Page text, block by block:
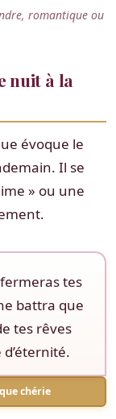
romantique ou
nuit à la
évoque le
Il se
» ou une
tes
battra que
tes rêves
chérie